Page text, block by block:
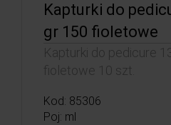
Kapturki do
gr 150 fioletowe
Kapturki do pedicure
fioletowe 10 szt.
Kod: 85306
Poj: ml